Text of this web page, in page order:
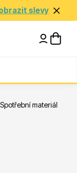
slevy
Spotřební materiál